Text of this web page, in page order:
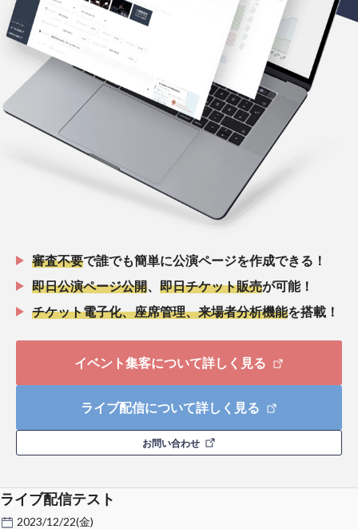
審査不要で誰でも簡単に公演ページを作成できる！
即日公演ページ公開
即日チケット販売が可能！
チケット電子化、座席管理、来場者分析機能を搭載！
イベント集客について詳しく見る
ライブ配信について詳しく見る
お問い合わせ
ライブ配信テスト
2023/12/22(金)